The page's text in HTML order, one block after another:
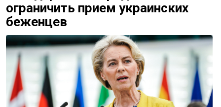
ограничить прием украинских
беженцев